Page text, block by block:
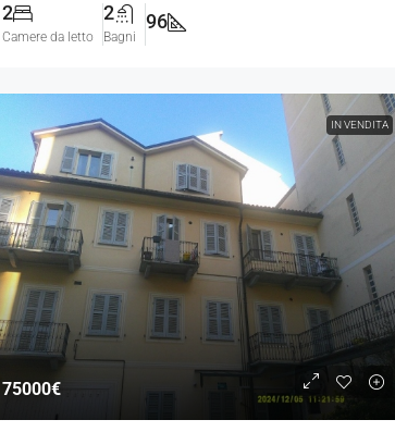
2
Camere da letto
2
Bagni
96
IN VENDITA
75000€